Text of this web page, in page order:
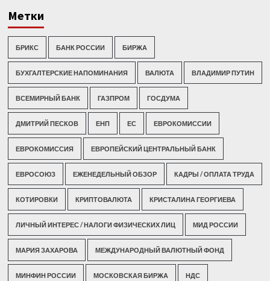
Метки
БРИКС БАНК РОССИИ БИРЖА
БУХГАЛТЕРСКИЕ НАПОМИНАНИЯ ВАЛЮТА ВЛАДИМИР ПУТИН
ВСЕМИРНЫЙ БАНК ГАЗПРОМ ГОСДУМА
ДМИТРИЙ ПЕСКОВ ЕНП ЕС ЕВРОКОМИССИИ
ЕВРОКОМИССИЯ ЕВРОПЕЙСКИЙ ЦЕНТРАЛЬНЫЙ БАНК
ЕВРОСОЮЗ ЕЖЕНЕДЕЛЬНЫЙ ОБЗОР КАДРЫ / ОПЛАТА ТРУДА
КОТИРОВКИ КРИПТОВАЛЮТА КРИСТАЛИНА ГЕОРГИЕВА
ЛИЧНЫЙ ИНТЕРЕС / НАЛОГИ ФИЗИЧЕСКИХ ЛИЦ МИД РОССИИ
МАРИЯ ЗАХАРОВА МЕЖДУНАРОДНЫЙ ВАЛЮТНЫЙ ФОНД
МИНФИН РОССИИ МОСКОВСКАЯ БИРЖА НДС